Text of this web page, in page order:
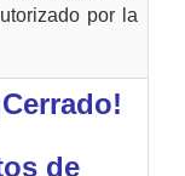
por la
de